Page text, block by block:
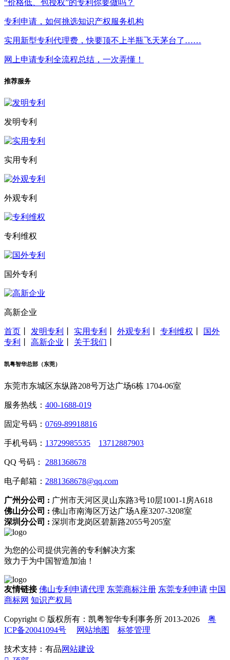
“价格低、包授权”的专利你要做吗？
专利申请，如何挑选知识产权服务机构
实用新型专利代理费，快要顶不上半瓶飞天茅台了……
网上申请专利全流程总结，一次弄懂！
推荐服务
发明专利
实用专利
外观专利
专利维权
国外专利
高新企业
首页 发明专利 实用专利 外观专利 专利维权
国外
专利
高新企业 关于我们
凯粤智华总部（东莞）
东莞市东城区东纵路208号万达广场6栋 1704-06室
服务热线： 400-1688-019
固定号码： 0769-89918816
手机号码： 13729985535 13712887903
QQ 号码： 2881368678
电子邮箱： 2881368678@qq.com
广州分公司 : 广州市天河区灵山东路3号10层1001-1房A618
佛山分公司 : 佛山市南海区万达广场A座3207-3208室
深圳分公司 : 深圳市龙岗区碧新路2055号205室
为您的公司提供完善的专利解决方案
致力于为中国智造加油！
友情链接 佛山专利申请代理 东莞商标注册 东莞专利申请 中国
商标网 知识产权局
Copyright © 版权所有：凯粤智华专利事务所 2013-2026 粤
ICP备20041094号
网站地图 标签管理
技术支持：有品网站建设